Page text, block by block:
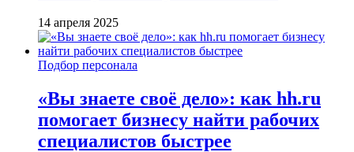
14 апреля 2025
Подбор персонала
«Вы знаете своё дело»: как hh.ru
помогает бизнесу найти рабочих
специалистов быстрее